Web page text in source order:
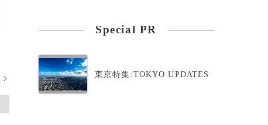
>
Special PR
東京特集:TOKYO UPDATES